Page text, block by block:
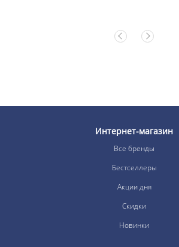
Интернет-магазин
Все бренды
Бестселлеры
Акции дня
Скидки
Новинки